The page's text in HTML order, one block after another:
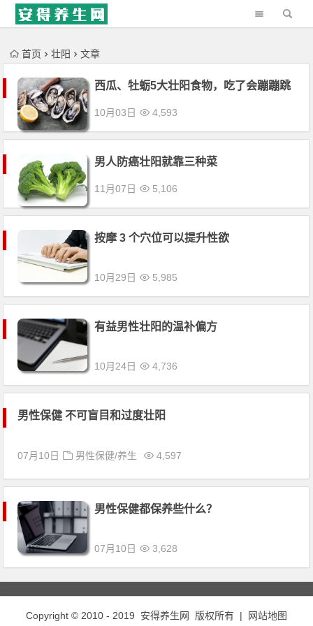
'); })();
首页 壮阳 文章
西瓜、牡蛎5大壮阳食物，吃了会蹦蹦跳
10月03日 4,593
男人防癌壮阳就靠三种菜
11月07日 5,106
按摩 3 个穴位可以提升性欲
10月29日 5,985
有益男性壮阳的温补偏方
10月24日 4,736
男性保健 不可盲目和过度壮阳
07月10日 男性保健/养生 4,597
男性保健都保养些什么？
07月10日 3,628
Copyright © 2010 - 2019 安得养生网 版权所有 | 网站地图